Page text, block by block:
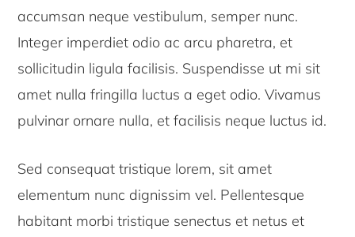
accumsan neque vestibulum, semper nunc.
Integer imperdiet odio ac arcu pharetra, et
sollicitudin ligula facilisis. Suspendisse ut mi sit
amet nulla fringilla luctus a eget odio. Vivamus
pulvinar ornare nulla, et facilisis neque luctus id.
Sed consequat tristique lorem, sit amet
elementum nunc dignissim vel. Pellentesque
habitant morbi tristique senectus et netus et